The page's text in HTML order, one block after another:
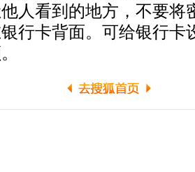
人看到的地方，不要将
行卡背面。可给银行卡